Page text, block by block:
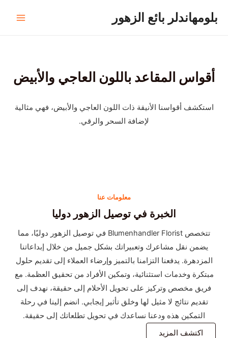
بلومهاندلر بائع الزهور
أقواس المقاعد باللون العاجي والأبيض
استكشف أقواسنا الأنيقة ذات اللون العاجي والأبيض، فهي مثالية
لإضافة السحر والرقي.
معلومات عنا
الخبرة في توصيل الزهور دوليا
تتخصص Blumenhandler Florist في توصيل الزهور دوليًا، مما
يضمن نقل مشاعرك وتعبيراتك بشكل جميل من خلال إبداعاتنا
المزدهرة. يدفعنا التزامنا بالتميز وإرضاء العملاء إلى تقديم حلول
مبتكرة وخدمات استثنائية، وتمكين الأفراد من تحقيق العظمة. مع
فريق مخصص وتركيز على تحويل الأحلام إلى حقيقة، نهدف إلى
تقديم نتائج لا مثيل لها وخلق تأثير إيجابي. انضم إلينا في رحلة
التمكين هذه ودعنا نساعدك في تحويل تطلعاتك إلى حقيقة.
اكتشف المزيد